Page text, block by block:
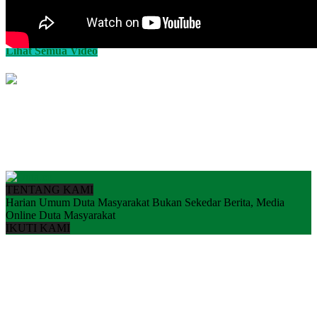
Lihat Semua Video
TENTANG KAMI
Harian Umum Duta Masyarakat Bukan Sekedar Berita, Media
Online Duta Masyarakat
IKUTI KAMI